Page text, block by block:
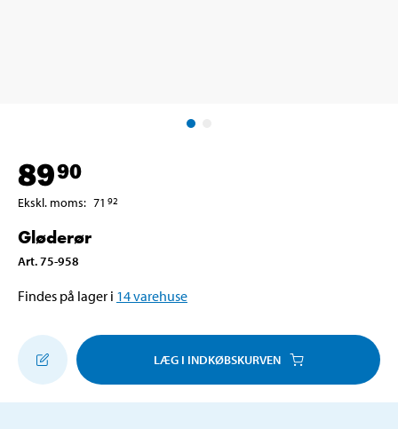
8990
Ekskl. moms: 71 92
Gløderør
Art.75-958
Findes på lager i 14varehuse
LÆG I INDKØBSKURVEN